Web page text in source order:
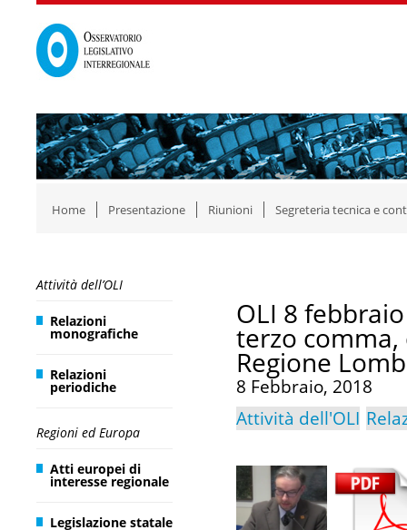
Home Presentazione Riunioni Segreteria tecnica e
Attività dell’OLI
Relazioni
monografiche
Relazioni
periodiche
Regioni ed Europa
Atti europei di
interesse regionale
Legislazione statale
OLI 8
terzo
Regione
8 Febbraio, 2018
Attività dell'OLI